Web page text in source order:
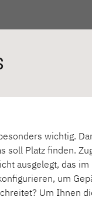
NEU
EDITION
wichtig.
soll Platz finden.
ausgelegt, das
um
Um Ihnen